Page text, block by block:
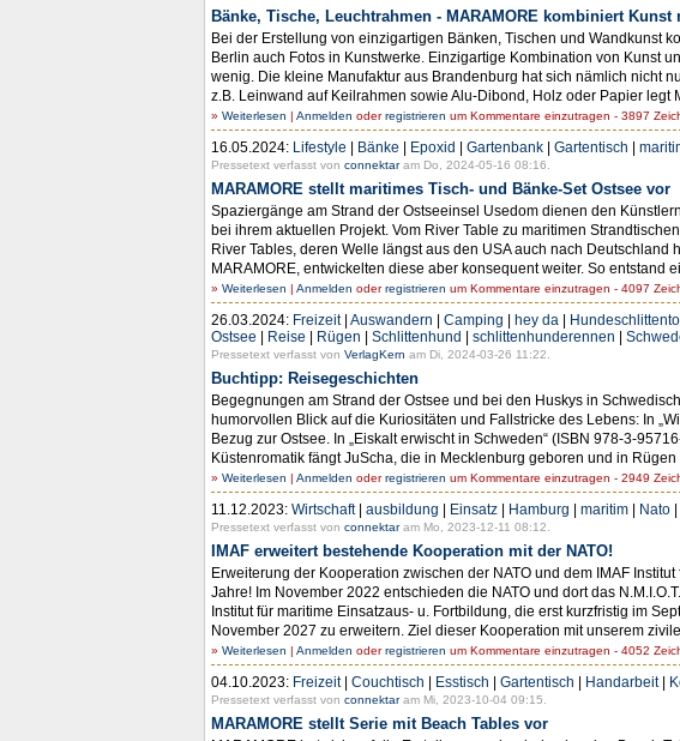
Bänke, Tische, Leuchtrahmen - MARAMORE kombiniert
Bei der Erstellung von einzigartigen Bänken, Tischen und Wandkunst
Berlin auch Fotos in Kunstwerke. Einzigartige Kombination von Kunst
wenig. Die kleine Manufaktur aus Brandenburg hat sich nämlich nicht
z.B. Leinwand auf Keilrahmen sowie Alu-Dibond, Holz oder Papier legt
» Weiterlesen | Anmelden oderregistrieren um Kommentare einzutragen - 3897
16.05.2024: Lifestyle | Bänke | Epoxid | Gartenbank | Gartentisch |
Pressetext verfasst von connektaram Do, 2024-05-16 08:16.
MARAMORE stellt maritimes Tisch- und Bänke-Set Ostsee vor
Spaziergänge am Strand der Ostseeinsel Usedom dienen den
bei ihrem aktuellen Projekt. Vom River Table zu maritimen
River Tables, deren Welle längst aus den USA auch nach
MARAMORE, entwickelten diese aber konsequent weiter. So entstand
» Weiterlesen | Anmelden oderregistrieren um Kommentare einzutragen - 4097
26.03.2024: Freizeit| Auswandern | Camping | hey da |
Ostsee | Reise | Rügen | Schlittenhund | schlittenhunderennen |
Pressetext verfasst von VerlagKern am Di, 2024-03-26 11:22.
Buchtipp: Reisegeschichten
Begegnungen am Strand der Ostsee und bei den Huskys in
humorvollen Blick auf die Kuriositäten und Fallstricke des Lebens: In
Bezug zur Ostsee. In „Eiskalt erwischt in Schweden“ (ISBN 978-3-
Küstenromatik fängt JuScha, die in Mecklenburg geboren und in Rügen
» Weiterlesen | Anmelden oderregistrieren um Kommentare einzutragen - 2949
11.12.2023: Wirtschaft| ausbildung | Einsatz | Hamburg | maritim | Nato |
Pressetext verfasst von connektaram Mo, 2023-12-11 08:12.
IMAF erweitert bestehende Kooperation mit der NATO!
Erweiterung der Kooperation zwischen der NATO und dem IMAF
Jahre! Im November 2022 entschieden die NATO und dort das
Institut für maritime Einsatzaus- u. Fortbildung, die erst kurzfristig im
November 2027 zu erweitern. Ziel dieser Kooperation mit unserem
» Weiterlesen | Anmelden oderregistrieren um Kommentare einzutragen - 4052
04.10.2023: Freizeit| Couchtisch | Esstisch | Gartentisch | Handarbeit|
Pressetext verfasst von connektaram Mi, 2023-10-04 09:15.
MARAMORE stellt Serie mit Beach Tables vor